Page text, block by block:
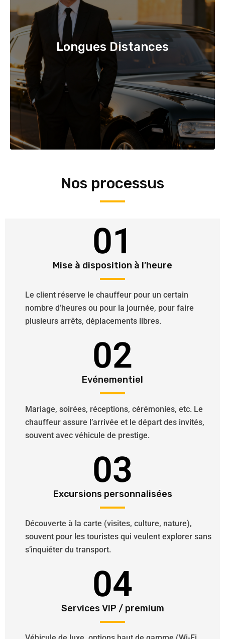
Longues Distances
Nos processus
01
Mise à disposition à l’heure
Le client réserve le chauffeur pour un certain
nombre d’heures ou pour la journée, pour faire
plusieurs arrêts, déplacements libres.
02
Evénementiel
Mariage, soirées, réceptions, cérémonies, etc. Le
chauffeur assure l’arrivée et le départ des invités,
souvent avec véhicule de prestige.
03
Excursions personnalisées
Découverte à la carte (visites, culture, nature),
souvent pour les touristes qui veulent explorer sans
s’inquiéter du transport.
04
Services VIP / premium